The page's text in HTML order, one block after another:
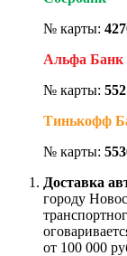
№ карты:
Альфа Банк
№ карты:
Тинькофф
№ карты:
Доставка
городу
от 100 000